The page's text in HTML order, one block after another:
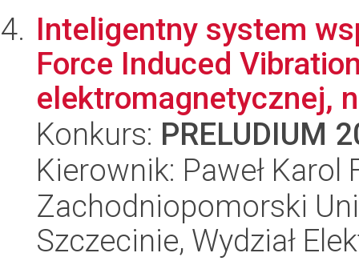
Inteligentny system
Force Induced
elektromagnetycznej,
Konkurs: PRELUDIUM
Kierownik: Paweł Karol
Zachodniopomorski
Szczecinie, Wydział